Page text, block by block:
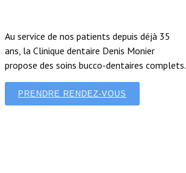
Au service de nos patients depuis déjà 35
ans, la Clinique dentaire Denis Monier
propose des soins bucco-dentaires complets.
PRENDRE RENDEZ-VOUS